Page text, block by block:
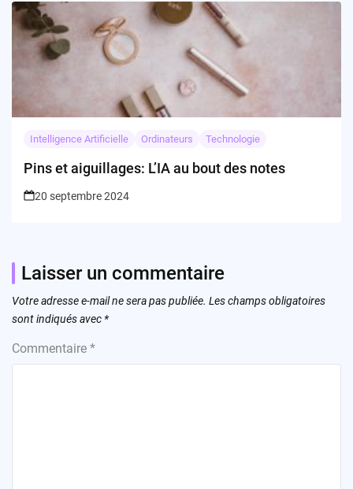
Intelligence Artificielle Ordinateurs Technologie
Pins et aiguillages: L’IA au bout des notes
20 septembre 2024
Laisser un commentaire
Votre adresse e-mail ne sera pas publiée. Les champs obligatoires
sont indiqués avec *
Commentaire *